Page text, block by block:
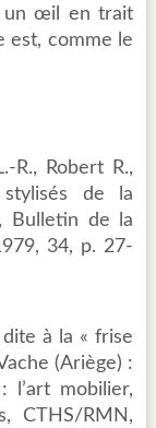
un œil en trait
est, comme le
R., Robert R.,
stylisés de la
Bulletin de la
34, p. 27-
à la « frise
(Ariège) :
l’art mobilier,
CTHS/RMN,